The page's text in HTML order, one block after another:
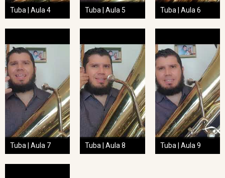
Tuba | Aula 4 Tuba | Aula 5 Tuba | Aula 6
Tuba | Aula 7 Tuba | Aula 8 Tuba | Aula 9